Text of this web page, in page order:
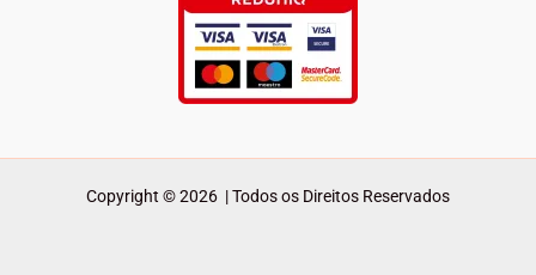
Copyright © 2026 | Todos os Direitos Reservados